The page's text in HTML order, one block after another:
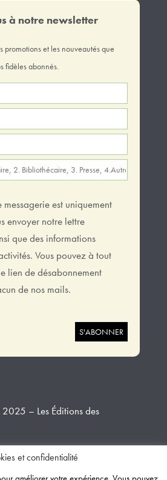
à notre newsletter
promotions et les nouveautés que
fidèles abonnés.
messagerie est uniquement
envoyer notre lettre
que des informations
Vous pouvez à tout
lien de désabonnement
de nos mails.
2025 – Les Éditions des
développementCreative Slashers
et confidentialité